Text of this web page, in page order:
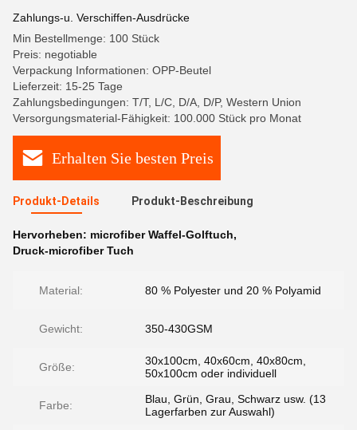
Zahlungs-u. Verschiffen-Ausdrücke
Min Bestellmenge: 100 Stück
Preis: negotiable
Verpackung Informationen: OPP-Beutel
Lieferzeit: 15-25 Tage
Zahlungsbedingungen: T/T, L/C, D/A, D/P, Western Union
Versorgungsmaterial-Fähigkeit: 100.000 Stück pro Monat
Erhalten Sie besten Preis
Produkt-Details Produkt-Beschreibung
Hervorheben: microfiber Waffel-Golftuch,
Druck-microfiber Tuch
Material: 80 % Polyester und 20 % Polyamid
Gewicht: 350-430GSM
Größe:
30x100cm, 40x60cm, 40x80cm,
50x100cm oder individuell
Farbe:
Blau, Grün, Grau, Schwarz usw. (13
Lagerfarben zur Auswahl)